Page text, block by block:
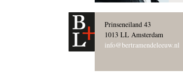
Prinseneiland 43
1013 LL Amsterdam
info@bertramendeleeuw.nl